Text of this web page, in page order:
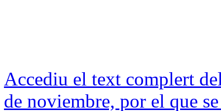
Accediu el text complert
de noviembre, por el que